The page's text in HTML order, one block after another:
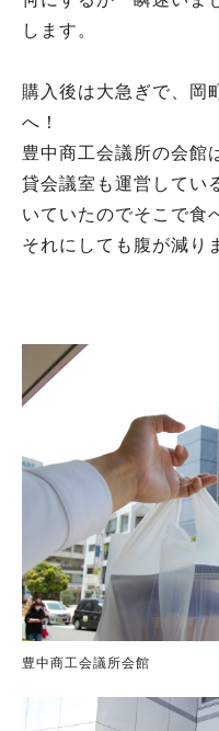
します。
購入後は大急ぎで、岡
へ！
豊中商工会議所の会館
貸会議室も運営してい
いていたのでそこで食
それにしても腹が減り
豊中商工会議所会館